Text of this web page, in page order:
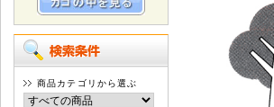
商品カテゴリから選ぶ